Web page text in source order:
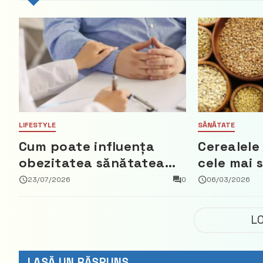
LIFESTYLE
Cum poate influența
obezitatea sănătatea
creierului
23/07/2026 0
SĂNĂTATE
cele mai
06/03/2026